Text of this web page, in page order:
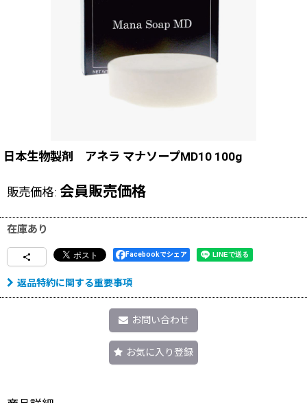
日本生物製剤 アネラ マナソープMD10 100g
販売価格: 会員販売価格
在庫あり
Facebookでシェア
返品特約に関する重要事項
お問い合わせ
お気に入り登録